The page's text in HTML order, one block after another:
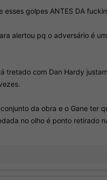
justiça poética.
golpes ANTES DA
alertou pq o adversário é
tretado com Dan Hardy
da obra e o Gane ter
no olho é ponto retirado